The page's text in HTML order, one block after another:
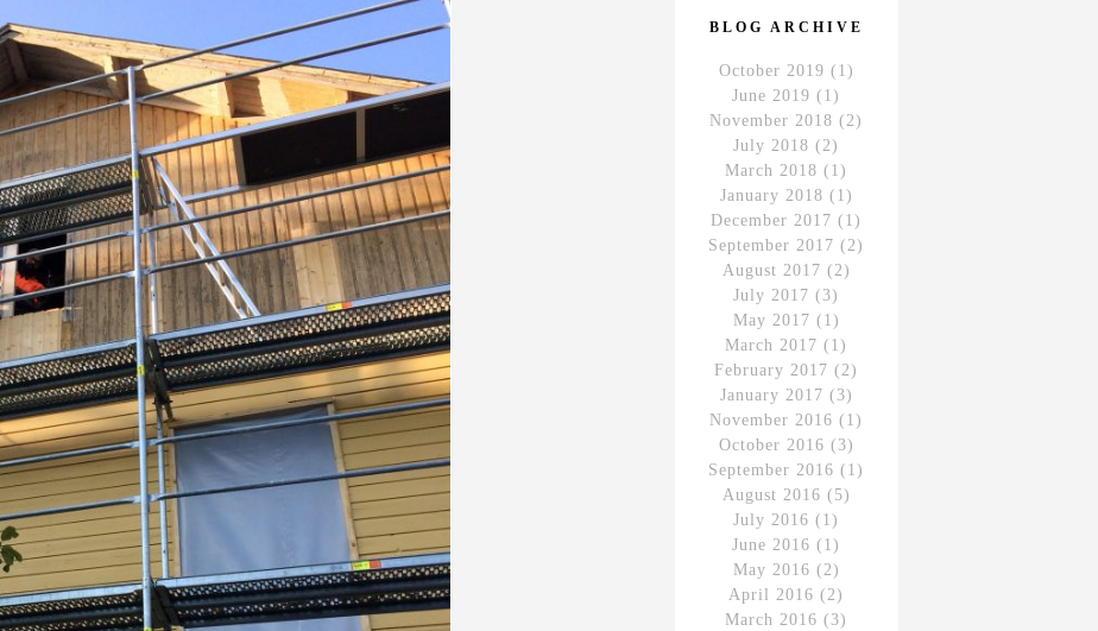
BLOG ARCHIVE
October 2019 (1)
June 2019 (1)
November 2018 (2)
July 2018 (2)
March 2018 (1)
January 2018 (1)
December 2017 (1)
September 2017 (2)
August 2017 (2)
July 2017 (3)
May 2017 (1)
March 2017 (1)
February 2017 (2)
January 2017 (3)
November 2016 (1)
October 2016 (3)
September 2016 (1)
August 2016 (5)
July 2016 (1)
June 2016 (1)
May 2016 (2)
April 2016 (2)
March 2016 (3)